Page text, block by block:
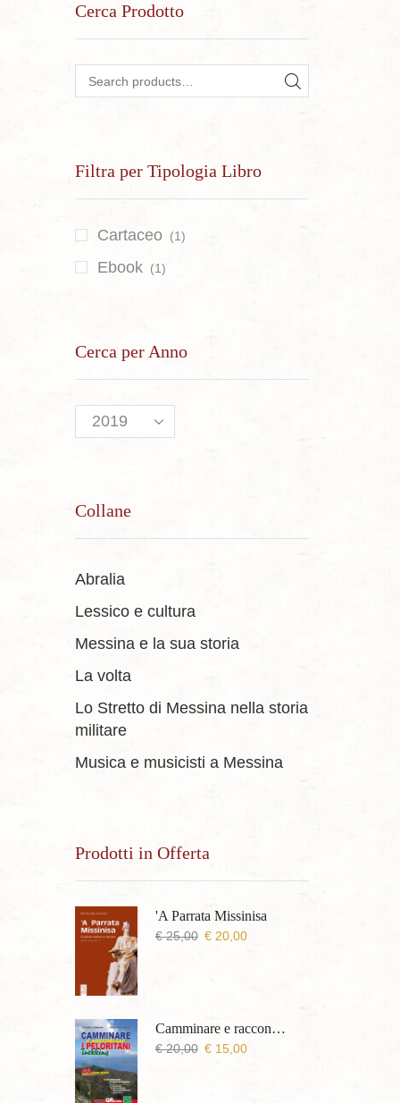
Cerca Prodotto
Search for: SEARCH
Filtra per Tipologia Libro
Cartaceo (1)
Ebook (1)
Cerca per Anno
Collane
Abralia
Lessico e cultura
Messina e la sua storia
La volta
Lo Stretto di Messina nella storia
militare
Musica e musicisti a Messina
Prodotti in Offerta
'A Parrata Missinisa
€25,00 Il€20,00Il
Camminare e raccontare i Peloritani Trekking
€20,00 Il€15,00Il